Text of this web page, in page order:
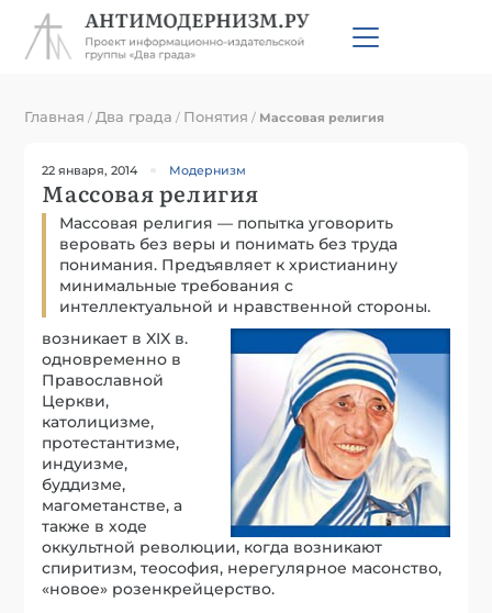
Главная / Два града / Понятия / Массовая религия
22 января, 2014 Модернизм
Массовая религия
Массовая религия — попытка уговорить
веровать без веры и понимать без труда
понимания. Предъявляет к христианину
минимальные требования с
интеллектуальной и нравственной стороны.
возникает в XIX в.
одновременно в
Православной
Церкви,
католицизме,
протестантизме,
индуизме,
буддизме,
магометанстве, а
также в ходе
оккультной революции, когда возникают
спиритизм, теософия, нерегулярное масонство,
«новое» розенкрейцерство.